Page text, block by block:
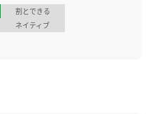
割とできる
ネイティブ